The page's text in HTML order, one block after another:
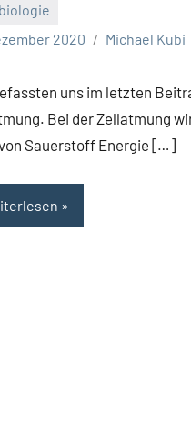
2020
Michael Kubi
uns im letzten
Bei der Zellatmung
Sauerstoff Energie […]